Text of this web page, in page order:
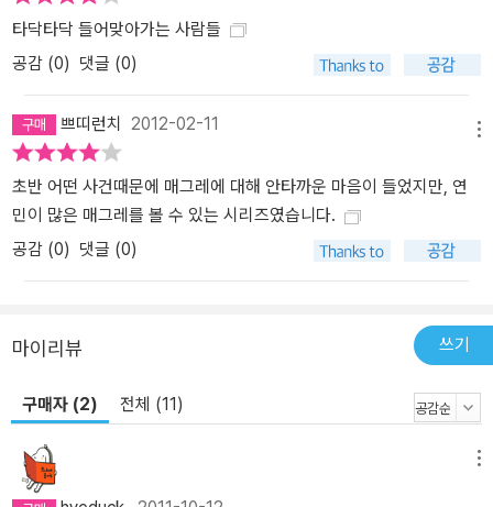
게 된다. 매그레는 우리를 전염시킨다. 우리도 그처럼 살인범을 찾아
이다. 삶을 수사한 형사, 매그레 반장 -화면 속 매그레들: 장 가뱅, 찰
르비, 얀 퇼링, 보리스 테닌, 기냐 아이카와, 마이클 갬본, 리처드 해리
스, 하인츠 뤼만, 브뤼노 크레메르 -전기: 실제 인물이 아닌 가상의 인
물임에도 2007년 매그레에 관한 전기가 출간되었다. 작가 조르주 심
농에 관한 사실들 -숫자: 4백 편이 이상의 소설, 20여 개의 필명. 두
번의 결혼, 네 명의 아이. 1만 명의 여자와 잠자리를 했다고 주장함. 1
권의 작품을 써내는 데는 11일의 시간도 채 걸리지 않았는데, 그 이유
에 대해 그는 <온종일 등장인물 중 하나가 되고, 그 인물처럼 느끼기
때문>이라고 말했다. 온전히 한 인물 속으로 들어간 상태로 대엿새가
지나면 거의 참을 수 없게 되고, 열하루가 지나면 육체적으로 버텨 내
기가 불가능한 상태가 된다는 것이다. -전설: 심농이 대중들 앞에서
즉석으로 소설 한 편을 써냈다는 일화는 유명하다. 1927년 2월 「파리
타닥타닥 들어맞아가는 사람들
공감 (0) 댓글 (0)
쁘띠런치 2012-02-11
초반 어떤 사건때문에 매그레에 대해 안타까운 마음이 들었지만, 연
민이 많은 매그레를 볼 수 있는 시리즈였습니다.
공감 (0) 댓글 (0)
마이리뷰 쓰기
구매자 (2) 전체 (11)